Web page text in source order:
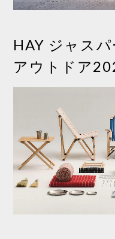
HAY ジャス
アウトドア